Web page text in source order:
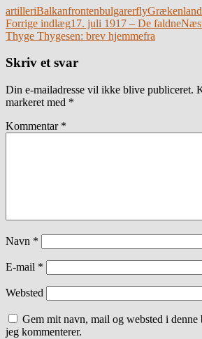
artilleriBalkanfrontenbulgarerflyGrækenland
Indlægsnavigation
Forrige indlæg17. juli 1917 – De faldne
Thyge Thygesen: brev hjemmefra
Skriv et svar
Din e-mailadresse vil ikke blive publiceret.
markeret med *
Kommentar *
Navn *
E-mail *
Websted
Gem mit navn, mail og websted i
jeg kommenterer.